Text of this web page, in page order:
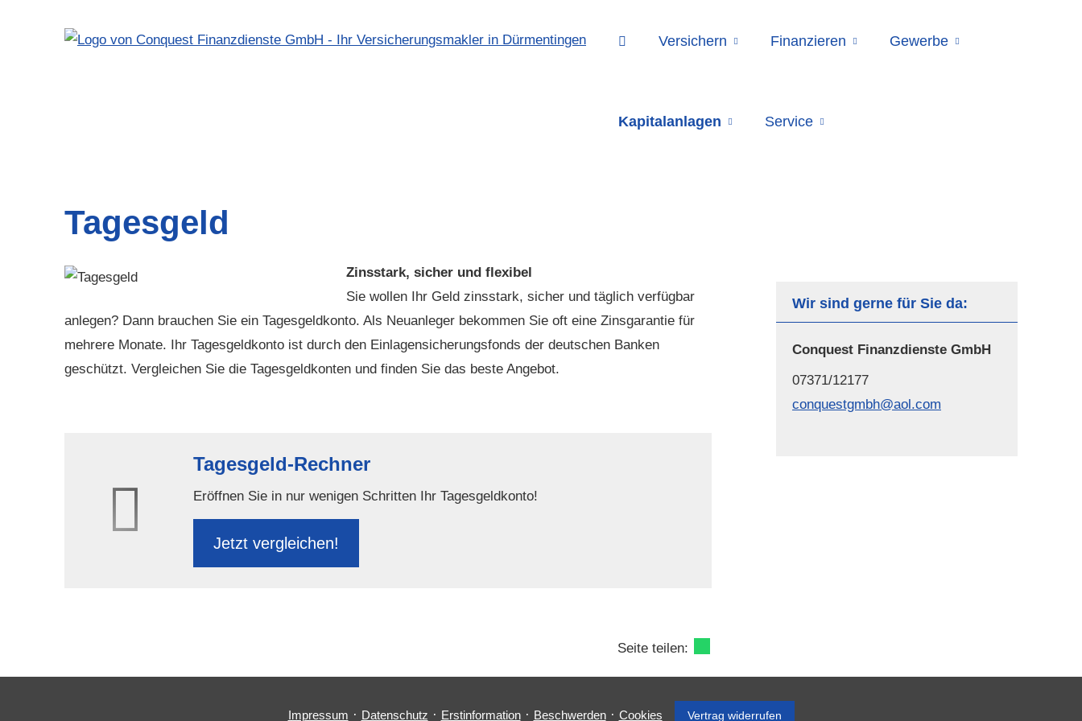
Versichern Finanzieren Gewerbe
Kapitalanlagen Service
Wir sind gerne für Sie da:
Conquest Finanzdienste GmbH
07371/12177
conquestgmbh@aol.com
Tages­geld
Zinsstark, sicher und flexibel
Sie wollen Ihr Geld zinsstark, sicher und täglich verfügbar
anlegen? Dann brauchen Sie ein Tages­geldkonto. Als Neuanleger bekommen Sie oft eine Zinsgarantie für
mehrere Monate. Ihr Tages­geldkonto ist durch den Einlagensicherungsfonds der deutschen Banken
geschützt. Vergleichen Sie die Tages­geldkonten und finden Sie das beste Angebot.
Tages­geld-Rechner
Eröffnen Sie in nur wenigen Schritten Ihr Tages­geldkonto!
Jetzt ver­gleichen!
Seite teilen:
Impressum · Datenschutz · Erstinformation· Beschwerden· Cookies Vertrag widerrufen